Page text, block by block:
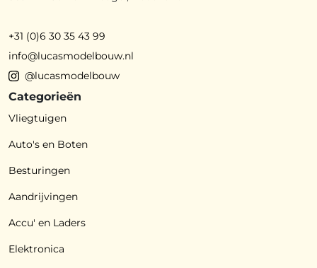
+31 (0)6 30 35 43 99
info@lucasmodelbouw.nl
@lucasmodelbouw
Categorieën
Vliegtuigen
Auto's en Boten
Besturingen
Aandrijvingen
Accu' en Laders
Elektronica